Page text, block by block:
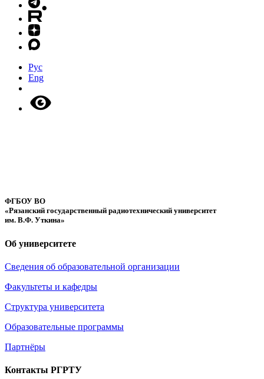
Рус
Eng
ФГБОУ ВО
«Рязанский государственный радиотехнический университет
им. В.Ф. Уткина»
Об университете
Сведения об образовательной организации
Факультеты и кафедры
Структура университета
Образовательные программы
Партнёры
Контакты РГРТУ